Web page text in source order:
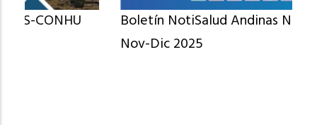
Boletín NotiSalud Andinas N° 104 Oct-